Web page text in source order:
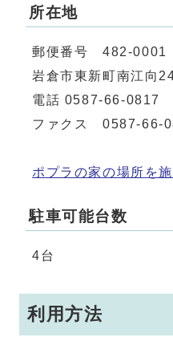
所在地
郵便番号 482-0001
岩倉市東新町南江向
電話 0587-66-0817
ファクス 0587-66-
ポプラの家の場所を
駐車可能台数
4台
利用方法